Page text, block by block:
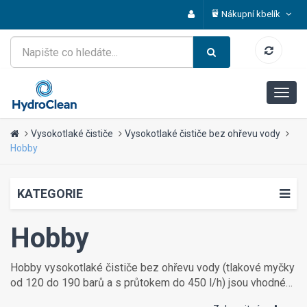
Nákupní kbelík
Vysokotlaké čističe
Vysokotlaké čističe bez ohřevu vody
Hobby
KATEGORIE
Hobby
Hobby vysokotlaké čističe bez ohřevu vody (tlakové myčky
od 120 do 190 barů a s průtokem do 450 l/h) jsou vhodné